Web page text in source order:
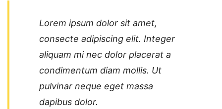
Lorem ipsum dolor sit amet,
consecte adipiscing elit. Integer
aliquam mi nec dolor placerat a
condimentum diam mollis. Ut
pulvinar neque eget massa
dapibus dolor.